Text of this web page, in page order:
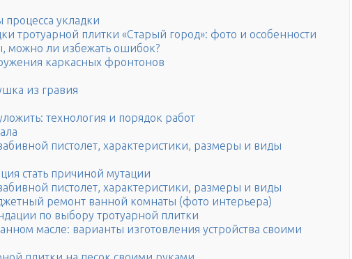
укладки
тротуарной плитки «Старый город»: фото и особенности
можно ли избежать ошибок?
каркасных фронтонов
из гравия
технология и порядок работ
пистолет, характеристики, размеры и виды
стать причиной мутации
пистолет, характеристики, размеры и виды
ремонт ванной комнаты (фото интерьера)
по выбору тротуарной плитки
масле: варианты изготовления устройства своими